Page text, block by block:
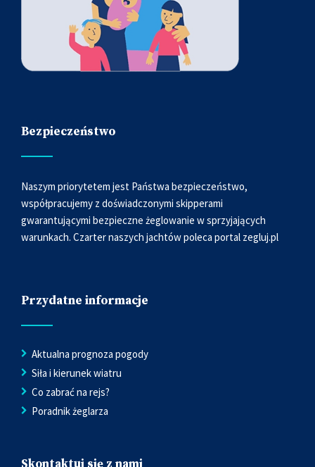
Bezpieczeństwo
Naszym priorytetem jest Państwa bezpieczeństwo,
współpracujemy z doświadczonymi skipperami
gwarantującymi bezpieczne żeglowanie w sprzyjających
warunkach. Czarter naszych jachtów poleca portal zegluj.pl
Przydatne informacje
Aktualna prognoza pogody
Siła i kierunek wiatru
Co zabrać na rejs?
Poradnik żeglarza